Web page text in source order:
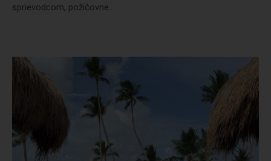
sprievodcom, požičovne...